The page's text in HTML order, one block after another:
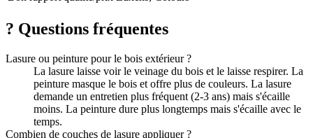
? Questions fréquentes
Lasure ou peinture pour le bois extérieur ?
La lasure laisse voir le veinage du bois et le laisse respirer. La
peinture masque le bois et offre plus de couleurs. La lasure
demande un entretien plus fréquent (2-3 ans) mais s'écaille
moins. La peinture dure plus longtemps mais s'écaille avec le
temps.
Combien de couches de lasure appliquer ?